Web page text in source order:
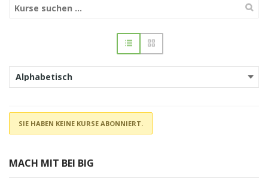
SIE HABEN KEINE KURSE ABONNIERT.
MACH MIT BEI BIG